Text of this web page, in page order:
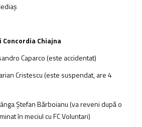
Chiajna
Caparco (este accidentat)
Cristescu (este suspendat, are 4
Ştefan Bărboianu (va reveni după o
în meciul cu FC Voluntari)